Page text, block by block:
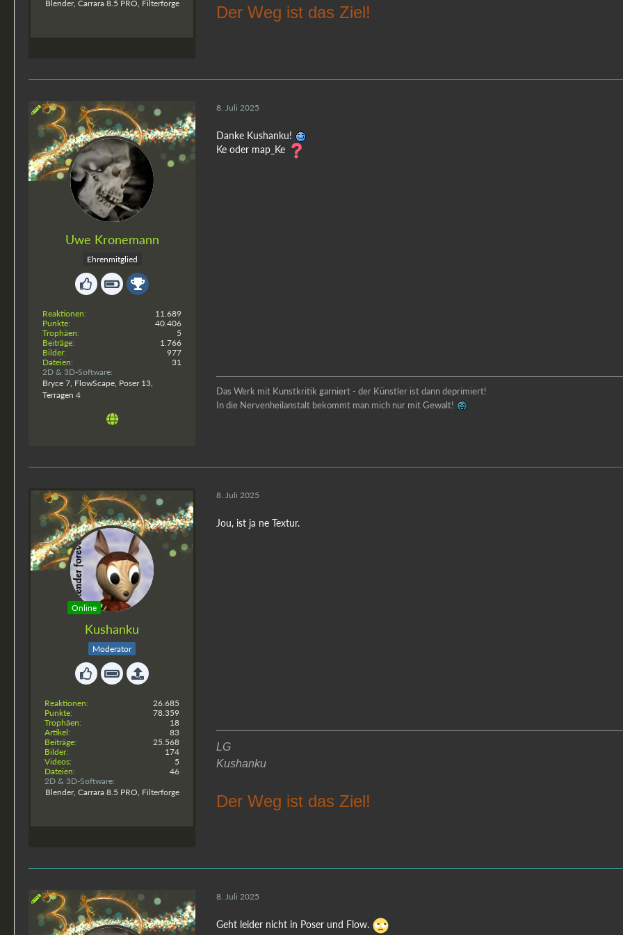
Blender, Carrara 8.5 PRO, Filterforge Der Weg ist das Ziel!
Uwe Kronemann
Ehrenmitglied
Reaktionen
11.689
Punkte
40.406
Trophäen
5
Beiträge
1.766
Bilder
977
Dateien
31
2D & 3D-Software
Bryce 7, FlowScape, Poser 13,
Terragen 4
8. Juli 2025
Danke Kushanku!
Ke oder map_Ke
Das Werk mit Kunstkritik garniert - der Künstler ist dann deprimiert!
In die Nervenheilanstalt bekommt man mich nur mit Gewalt!
Online
Kushanku
Moderator
Reaktionen
26.685
Punkte
78.359
Trophäen
18
Artikel
83
Beiträge
25.568
Bilder
174
Videos
5
Dateien
46
2D & 3D-Software
Blender, Carrara 8.5 PRO, Filterforge
8. Juli 2025
Jou, ist ja ne Textur.
LG
Kushanku
Der Weg ist das Ziel!
8. Juli 2025
Geht leider nicht in Poser und Flow.